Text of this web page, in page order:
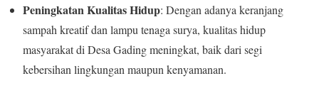
Peningkatan Kualitas Hidup: Dengan adanya keranjang
sampah kreatif dan lampu tenaga surya, kualitas hidup
masyarakat di Desa Gading meningkat, baik dari segi
kebersihan lingkungan maupun kenyamanan.